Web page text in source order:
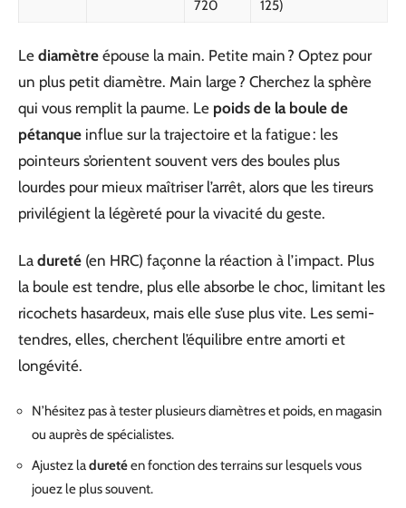
720
125)
Le diamètre épouse la main. Petite main ? Optez pour
un plus petit diamètre. Main large ? Cherchez la sphère
qui vous remplit la paume. Le poids de la boule de
pétanque influe sur la trajectoire et la fatigue : les
pointeurs s’orientent souvent vers des boules plus
lourdes pour mieux maîtriser l’arrêt, alors que les tireurs
privilégient la légèreté pour la vivacité du geste.
La dureté (en HRC) façonne la réaction à l’impact. Plus
la boule est tendre, plus elle absorbe le choc, limitant les
ricochets hasardeux, mais elle s’use plus vite. Les semi-
tendres, elles, cherchent l’équilibre entre amorti et
longévité.
N’hésitez pas à tester plusieurs diamètres et poids, en magasin
ou auprès de spécialistes.
Ajustez laduretéen fonction des terrains sur lesquels vous
jouez le plus souvent.